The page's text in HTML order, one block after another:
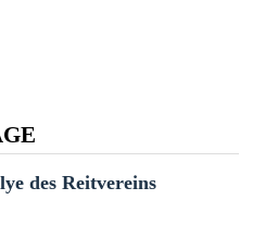
des Reitvereins